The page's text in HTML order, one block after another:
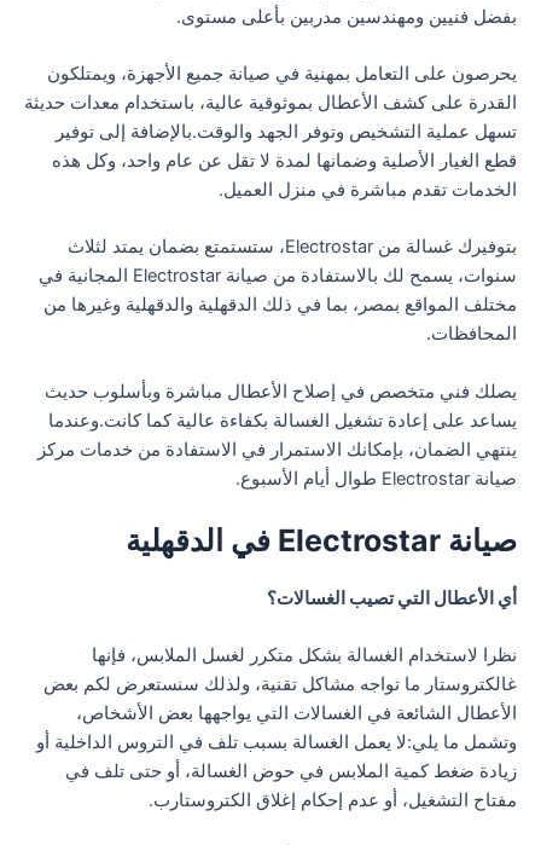
بفضل فنيين ومهندسين مدربين بأعلى مستوى.
يحرصون على التعامل بمهنية في صيانة جميع الأجهزة، ويمتلكون
القدرة على كشف الأعطال بموثوقية عالية، باستخدام معدات حديثة
تسهل عملية التشخيص وتوفر الجهد والوقت.بالإضافة إلى توفير
قطع الغيار الأصلية وضمانها لمدة لا تقل عن عام واحد، وكل هذه
الخدمات تقدم مباشرة في منزل العميل.
بتوفيرك غسالة من Electrostar، ستستمتع بضمان يمتد لثلاث
سنوات، يسمح لك بالاستفادة من صيانة Electrostar المجانية في
مختلف المواقع بمصر، بما في ذلك الدقهلية والدقهلية وغيرها من
المحافظات.
يصلك فني متخصص في إصلاح الأعطال مباشرة وبأسلوب حديث
يساعد على إعادة تشغيل الغسالة بكفاءة عالية كما كانت.وعندما
ينتهي الضمان، بإمكانك الاستمرار في الاستفادة من خدمات مركز
صيانة Electrostar طوال أيام الأسبوع.
صيانة Electrostar في الدقهلية
أي الأعطال التي تصيب الغسالات؟
نظرا لاستخدام الغسالة بشكل متكرر لغسل الملابس، فإنها
غالكتروستار ما تواجه مشاكل تقنية، ولذلك سنستعرض لكم بعض
الأعطال الشائعة في الغسالات التي يواجهها بعض الأشخاص،
وتشمل ما يلي:لا يعمل الغسالة بسبب تلف في التروس الداخلية أو
زيادة ضغط كمية الملابس في حوض الغسالة، أو حتى تلف في
مفتاح التشغيل، أو عدم إحكام إغلاق الكتروستارب.